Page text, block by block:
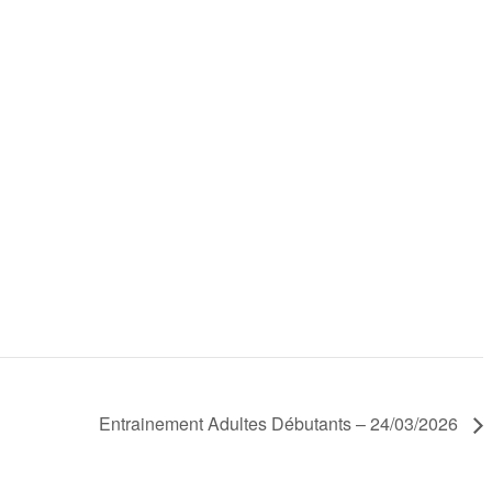
Entrainement Adultes Débutants – 24/03/2026